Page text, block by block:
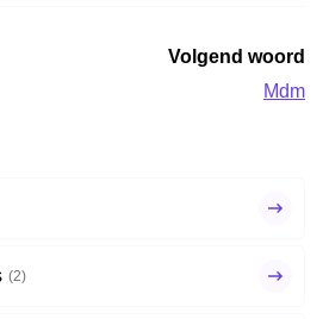
Volgend woord
Mdm
(2)